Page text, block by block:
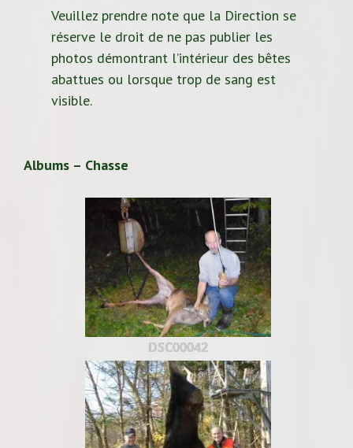
Veuillez prendre note que la Direction se
réserve le droit de ne pas publier les
photos démontrant l’intérieur des bêtes
abattues ou lorsque trop de sang est
visible.
Albums – Chasse
DSC00042